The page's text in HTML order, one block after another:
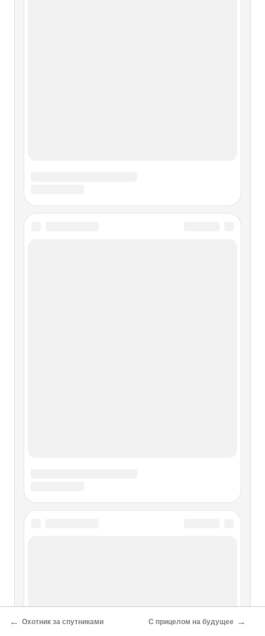
← Охотник за спутниками С прицелом на будущее →